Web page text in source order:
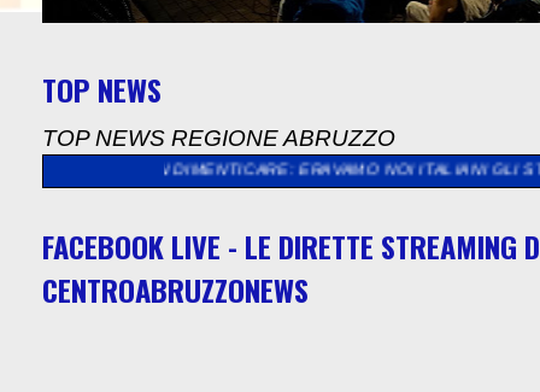
TOP NEWS
TOP NEWS REGIONE ABRUZZO
ERAVAMO NOI ITALIANI GLI STRANIERI, GLI
FACEBOOK LIVE - LE DIRETTE STREAMING
CENTROABRUZZONEWS